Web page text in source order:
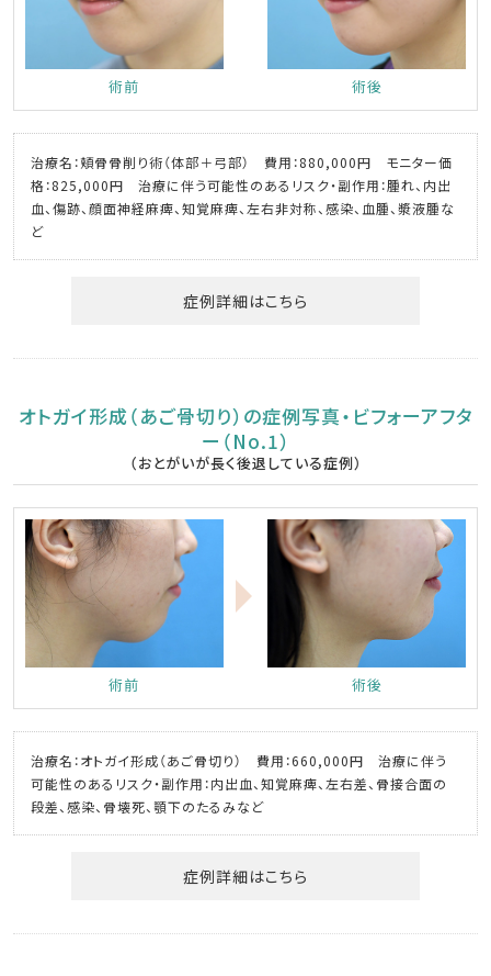
術前 術後
治療名：頬骨骨削り術（体部＋弓部） 費用：880,000円 モニター価
格：825,000円 治療に伴う可能性のあるリスク・副作用：腫れ、内出
血、傷跡、顔面神経麻痺、知覚麻痺、左右非対称、感染、血腫、漿液腫な
ど
症例詳細はこちら
オトガイ形成（あご骨切り）の症例写真・ビフォーアフタ
ー（No.1）
（おとがいが長く後退している症例）
術前 術後
治療名：オトガイ形成（あご骨切り） 費用：660,000円 治療に伴う
可能性のあるリスク・副作用：内出血、知覚麻痺、左右差、骨接合面の
段差、感染、骨壊死、顎下のたるみなど
症例詳細はこちら